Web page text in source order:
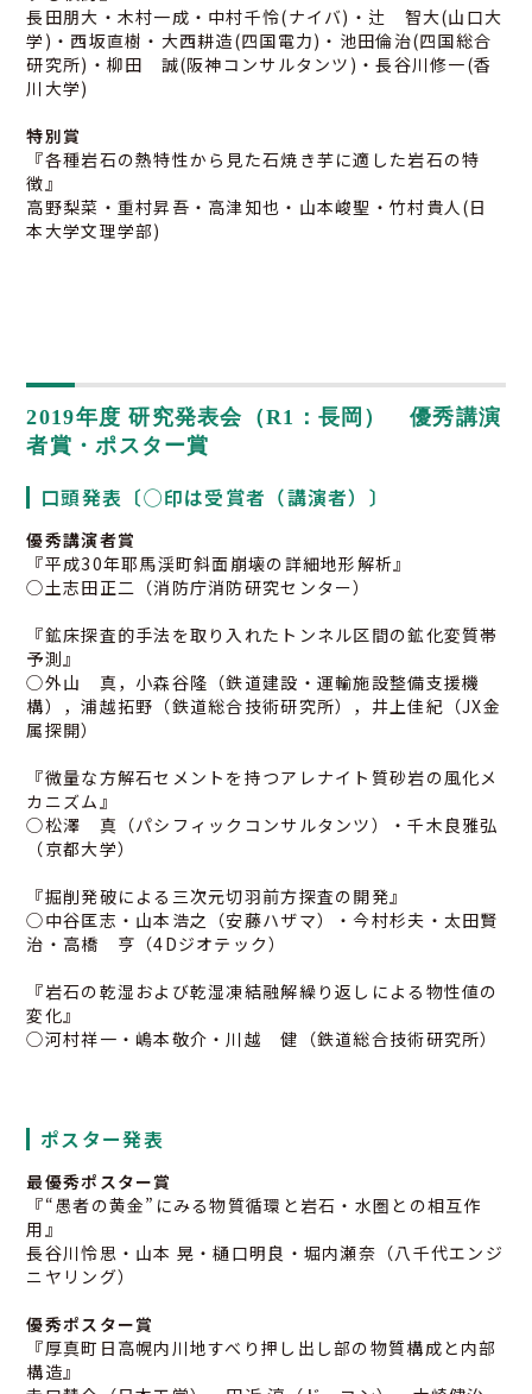
長田朋大・木村一成・中村千怜(ナイバ)・辻 智大(山口大
学)・西坂直樹・大西耕造(四国電力)・池田倫治(四国総合
研究所)・柳田 誠(阪神コンサルタンツ)・長谷川修一(香
川大学)
特別賞
『各種岩石の熱特性から見た石焼き芋に適した岩石の特
徴』
高野梨菜・重村昇吾・高津知也・山本峻聖・竹村貴人(日
本大学文理学部)
2019年度 研究発表会（R1：長岡） 優秀講演
者賞・ポスター賞
口頭発表〔◯印は受賞者（講演者）〕
優秀講演者賞
『平成30年耶馬渓町斜面崩壊の詳細地形解析』
◯土志田正二（消防庁消防研究センター）
『鉱床探査的手法を取り入れたトンネル区間の鉱化変質帯
予測』
◯外山 真，小森谷隆（鉄道建設・運輸施設整備支援機
構），浦越拓野（鉄道総合技術研究所），井上佳紀（JX金
属探開）
『微量な方解石セメントを持つアレナイト質砂岩の風化メ
カニズム』
◯松澤 真（パシフィックコンサルタンツ）・千木良雅弘
（京都大学）
『掘削発破による三次元切羽前方探査の開発』
◯中谷匡志・山本浩之（安藤ハザマ）・今村杉夫・太田賢
治・高橋 亨（4Dジオテック）
『岩石の乾湿および乾湿凍結融解繰り返しによる物性値の
変化』
◯河村祥一・嶋本敬介・川越 健（鉄道総合技術研究所）
ポスター発表
最優秀ポスター賞
『“愚者の黄金”にみる物質循環と岩石・水圏との相互作
用』
長谷川怜思・山本 晃・樋口明良・堀内瀬奈（八千代エンジ
ニヤリング）
優秀ポスター賞
『厚真町日高幌内川地すべり押し出し部の物質構成と内部
構造』